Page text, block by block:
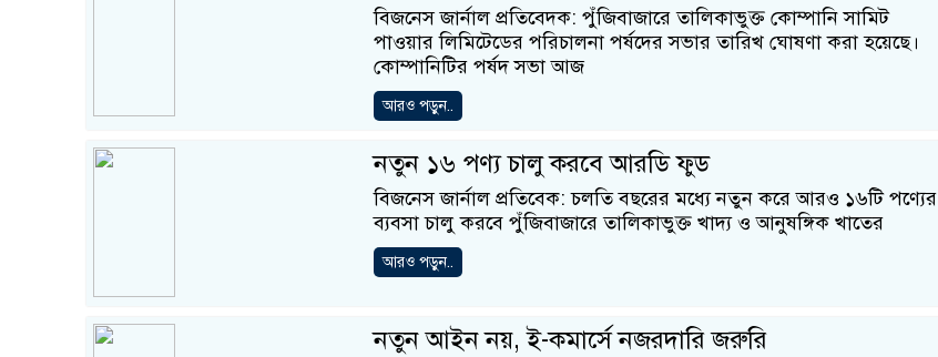
বিজনেস জার্নাল প্রতিবেদক: পুঁজিবাজারে তালিকাভুক্ত কোম্পানি সামিট
পাওয়ার লিমিটেডের পরিচালনা পর্ষদের সভার তারিখ ঘোষণা করা হয়েছে।
কোম্পানিটির পর্ষদ সভা আজ
আরও পড়ুন..
নতুন ১৬ পণ্য চালু করবে আরডি ফুড
বিজনেস জার্নাল প্রতিবেক: চলতি বছরের মধ্যে নতুন করে আরও ১৬টি পণ্যের
ব্যবসা চালু করবে পুঁজিবাজারে তালিকাভুক্ত খাদ্য ও আনুষঙ্গিক খাতের
আরও পড়ুন..
নতুন আইন নয়, ই-কমার্সে নজরদারি জরুরি